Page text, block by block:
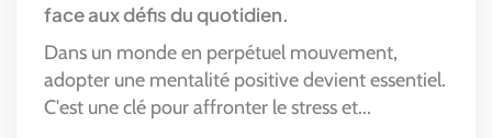
face aux défis du quotidien.
Dans un monde en perpétuel mouvement,
adopter une mentalité positive devient essentiel.
C'est une clé pour affronter le stress et...